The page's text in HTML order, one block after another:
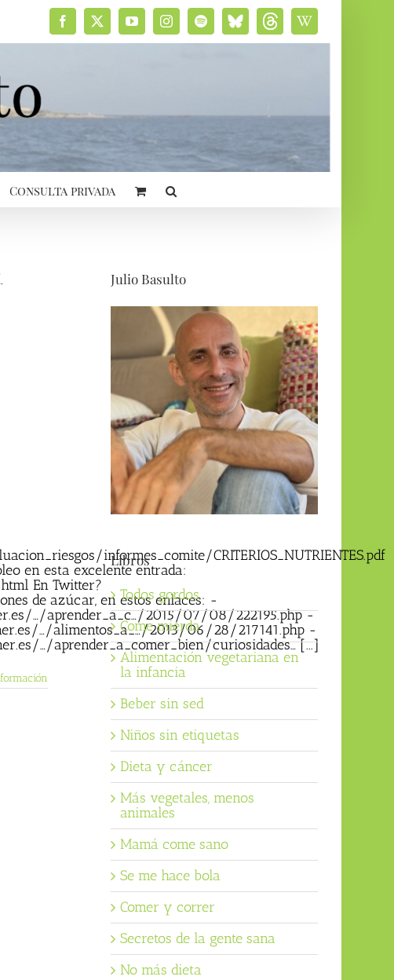
Facebook
X YouTubeInstagramSpotifyBluesky
social
ThreadsWikipedia
Consulta privada
.
informes_comite/CRITERIOS_NUTRIENTES.pdf
en esta excelente entrada:
En Twitter?
de azúcar, en estos enlaces: -
…/aprender_a_c…/2015/07/08/222195.php -
…/alimentos_a_…/2013/06/28/217141.php -
…/aprender_a_comer_bien/curiosidades… [...]
Julio Basulto
Libros
Todos gordos
Come mierda
Alimentación vegetariana en
la infancia
Beber sin sed
Niños sin etiquetas
Dieta y cáncer
Más vegetales, menos
animales
Mamá come sano
Se me hace bola
Comer y correr
Secretos de la gente sana
No más dieta